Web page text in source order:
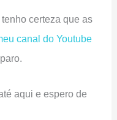
certeza que as
canal do Youtube
aqui e espero de